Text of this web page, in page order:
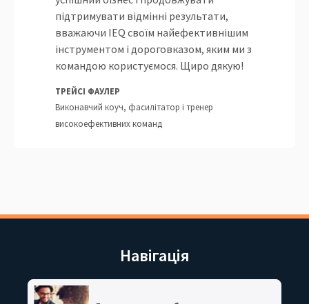
підтримувати відмінні результати,
вважаючи IEQ своїм найефективнішим
інструментом і дороговказом, яким ми з
командою користуємося. Щиро дякую!
ТРЕЙСІ ФАУЛЕР
Виконавчий коуч, фасилітатор і тренер
високоефективних команд
Навігація